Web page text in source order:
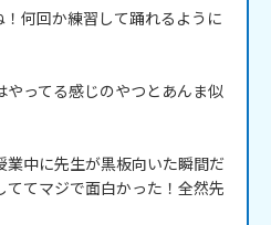
何回か練習して踊れるように
やってる感じのやつとあんま似
業中に先生が黒板向いた瞬間だ
ててマジで面白かった！全然先